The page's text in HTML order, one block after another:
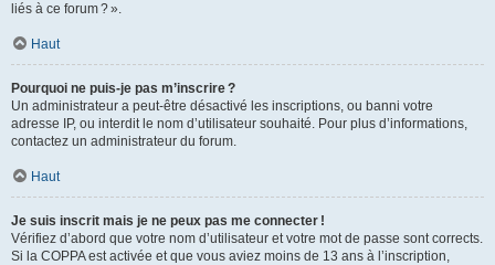
liés à ce forum ? ».
Haut
Pourquoi ne puis-je pas m’inscrire ?
Un administrateur a peut-être désactivé les inscriptions, ou banni votre
adresse IP, ou interdit le nom d’utilisateur souhaité. Pour plus d’informations,
contactez un administrateur du forum.
Haut
Je suis inscrit mais je ne peux pas me connecter !
Vérifiez d’abord que votre nom d’utilisateur et votre mot de passe sont corrects.
Si la COPPA est activée et que vous aviez moins de 13 ans à l’inscription,